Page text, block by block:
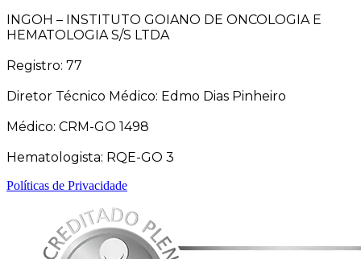
INGOH – INSTITUTO GOIANO DE ONCOLOGIA E
HEMATOLOGIA S/S LTDA
Registro: 77
Diretor Técnico Médico: Edmo Dias Pinheiro
Médico: CRM-GO 1498
Hematologista: RQE-GO 3
Políticas de Privacidade